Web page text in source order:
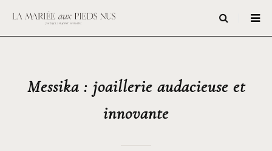
Messika : joaillerie audacieuse et
innovante